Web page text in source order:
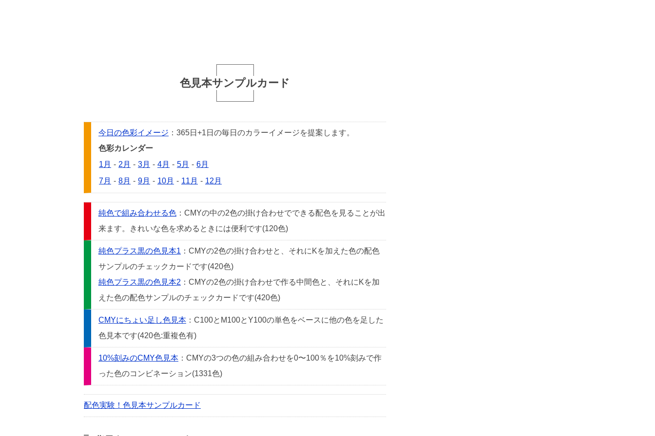
色見本サンプルカード
今日の色彩イメージ ：365日+1日の毎日のカラーイメージを提案します。
色彩カレンダー
1月 - 2月 - 3月 - 4月 - 5月 - 6月
7月 - 8月 - 9月 - 10月 - 11月 - 12月
純色で組み合わせる色 ：CMYの中の2色の掛け合わせでできる配色を見ることが出
来ます。きれいな色を求めるときには便利です(120色)
純色プラス黒の色見本1 ：CMYの2色の掛け合わせと、それにKを加えた色の配色
サンプルのチェックカードです(420色)
純色プラス黒の色見本2 ：CMYの2色の掛け合わせで作る中間色と、それにKを加
えた色の配色サンプルのチェックカードです(420色)
CMYにちょい足し色見本 ：C100とM100とY100の単色をベースに他の色を足した
色見本です(420色:重複色有)
10%刻みのCMY色見本 ：CMYの3つの色の組み合わせを0〜100％を10%刻みで作
った色のコンビネーション(1331色)
配色実験！色見本サンプルカード